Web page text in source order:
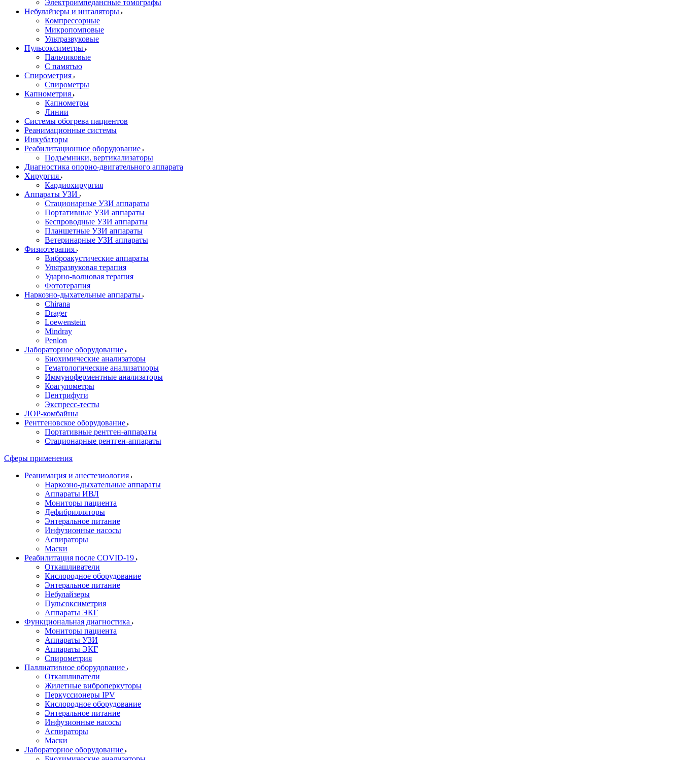
Электроимпедансные томографы
Небулайзеры и ингаляторы
Компрессорные
Микропомповые
Ультразвуковые
Пульсоксиметры
Пальчиковые
С памятью
Спирометрия
Спирометры
Капнометрия
Капнометры
Линии
Системы обогрева пациентов
Реанимационные системы
Инкубаторы
Реабилитационное оборудование
Подъемники, вертикализаторы
Диагностика опорно-двигательного аппарата
Хирургия
Кардиохирургия
Аппараты УЗИ
Стационарные УЗИ аппараты
Портативные УЗИ аппараты
Беспроводные УЗИ аппараты
Планшетные УЗИ аппараты
Ветеринарные УЗИ аппараты
Физиотерапия
Виброакустические аппараты
Ультразвуковая терапия
Ударно-волновая терапия
Фототерапия
Наркозно-дыхательные аппараты
Chirana
Drager
Loewenstein
Mindray
Penlon
Лабораторное оборудование
Биохимические анализаторы
Гематологические анализатиоры
Иммуноферментные анализаторы
Коагулометры
Центрифуги
Экспресс-тесты
ЛОР-комбайны
Рентгеновское оборудование
Портативные рентген-аппараты
Стационарные рентген-аппараты
Сферы применения
Реанимация и анестезиология
Наркозно-дыхательные аппараты
Аппараты ИВЛ
Мониторы пациента
Дефибрилляторы
Энтеральное питание
Инфузионные насосы
Аспираторы
Маски
Реабилитация после COVID-19
Откашливатели
Кислородное оборудование
Энтеральное питание
Небулайзеры
Пульсоксиметрия
Аппараты ЭКГ
Функциональная диагностика
Мониторы пациента
Аппараты УЗИ
Аппараты ЭКГ
Спирометрия
Паллиативное оборудование
Откашливатели
Жилетные виброперкуторы
Перкуссионеры IPV
Кислородное оборудование
Энтеральное питание
Инфузионные насосы
Аспираторы
Маски
Лабораторное оборудование